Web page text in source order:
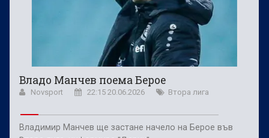
Владо Манчев поема Берое
Novsport 22:15 20.06.2026 Втора лига
Владимир Манчев ще застане начело на Берое във